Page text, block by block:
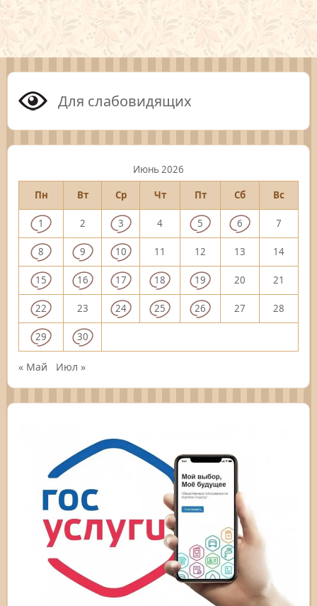
Для слабовидящих
Июнь 2026
Пн
Вт Ср Чт Пт Сб Вс
1 2 3 4 5 6 7
8 9 10 11 12 13 14
15 16 17 18 19 20 21
22 23 24 25 26 27 28
29 30
« Май Июл »